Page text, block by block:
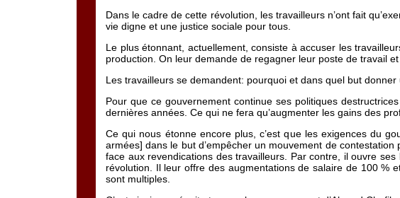
Dans le cadre de cette révolution, les travailleurs n’ont fait
vie digne et une justice sociale pour tous.
Le plus étonnant, actuellement, consiste à accuser les
production. On leur demande de regagner leur poste de travail
Les travailleurs se demandent: pourquoi et dans quel but donner
Pour que ce gouvernement continue ses politiques
dernières années. Ce qui ne fera qu’augmenter les gains des
Ce qui nous étonne encore plus, c’est que les exigences du
armées] dans le but d’empêcher un mouvement de
face aux revendications des travailleurs. Par contre, il ouvre
révolution. Il leur offre des augmentations de salaire de 100 %
sont multiples.